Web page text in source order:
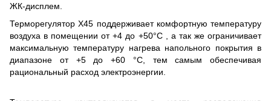
ЖК-дисплем.
ТерморегуляторX45 поддерживает комфортную температуру
воздуха в помещении от +4 до +50°С , а так же ограничивает
максимальную температуру нагрева напольного покрытия в
диапазоне от +5 до +60 °С, тем самым обеспечивая
рациональный расход электроэнергии.